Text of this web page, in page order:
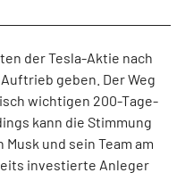
der Tesla-Aktie nach
geben. Der Weg
wichtigen 200-Tage-
kann die Stimmung
und sein Team am
investierte Anleger